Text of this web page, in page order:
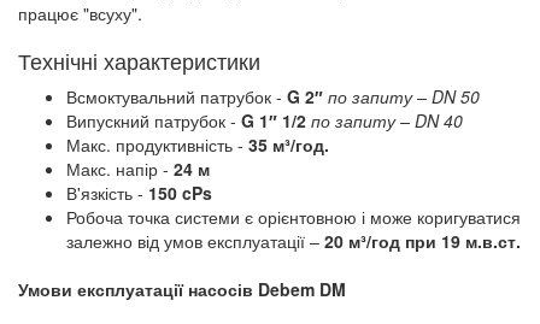
працює "всуху".
Технічні характеристики
Всмоктувальний патрубок - G 2″ по запиту– DN 50
Випускний патрубок - G 1″ 1/2 по запиту – DN 40
Макс. продуктивність - 35 м³/год.
Макс. напір - 24 м
В'язкість - 150 cPs
Робоча точка системи є орієнтовною і може коригуватися
залежно від умов експлуатації – 20 м³/год при 19 м.в.ст.
Умови експлуатації насосів Debem DM